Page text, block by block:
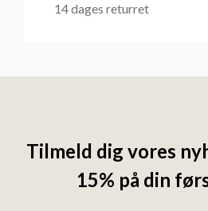
14 dages returret
Tilmeld dig vores
15% på din